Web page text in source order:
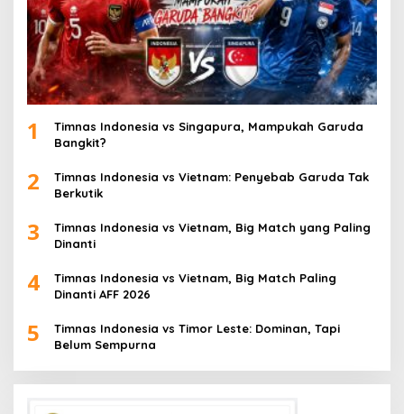
1
Timnas Indonesia vs Singapura, Mampukah Garuda
Bangkit?
2
Timnas Indonesia vs Vietnam: Penyebab Garuda Tak
Berkutik
3
Timnas Indonesia vs Vietnam, Big Match yang Paling
Dinanti
4
Timnas Indonesia vs Vietnam, Big Match Paling
Dinanti AFF 2026
5
Timnas Indonesia vs Timor Leste: Dominan, Tapi
Belum Sempurna